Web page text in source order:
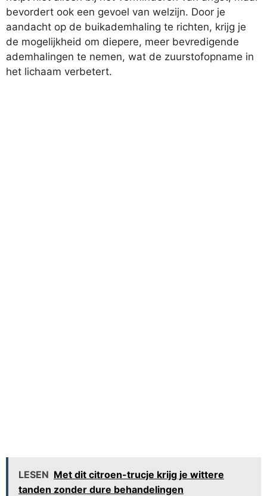
bevordert ook een gevoel van welzijn. Door je
aandacht op de buikademhaling te richten, krijg je
de mogelijkheid om diepere, meer bevredigende
ademhalingen te nemen, wat de zuurstofopname in
het lichaam verbetert.
LESEN Met dit citroen-trucje krijg je wittere
tanden zonder dure behandelingen